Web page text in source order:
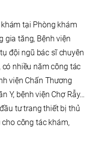
tại Phòng khám
gia tăng, Bệnh viện
đội ngũ bác sĩ chuyên
nhiều năm công tác
viện Chấn Thương
Y, bệnh viện Chợ Rẫy…
tư trang thiết bị thủ
công tác khám,